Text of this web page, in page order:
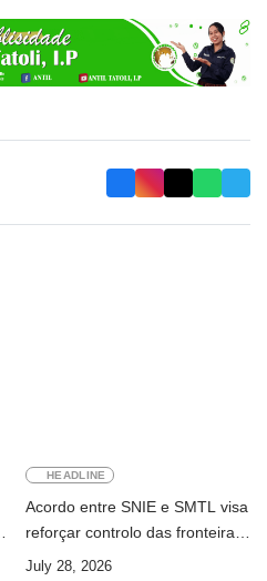
HEADLINE
Acordo entre SNIE e SMTL visa
reforçar controlo das fronteiras e
prevenção do crime
July 28, 2026